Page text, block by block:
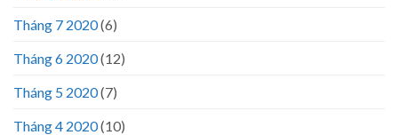
Tháng 7 2020(6)
Tháng 6 2020(12)
Tháng 5 2020(7)
Tháng 4 2020(10)